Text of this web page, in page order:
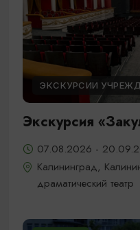
ЭКСКУРСИИ
Экскурсия
07.08.2026 -
Калининград,
драматический театр